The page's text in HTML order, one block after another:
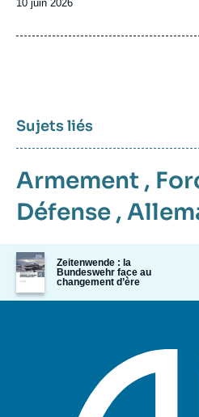
Date
publication
10 juin 2026
Sujets liés
Armement ,
Défense ,
Image
de
couverture
de
Zeitenwende : la
Bundeswehr face au
changement d’ère